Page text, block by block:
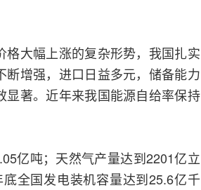
大幅上涨的复杂形势，我国扎实
增强，进口日益多元，储备能力
著。近年来我国能源自给率保持
亿吨；天然气产量达到2201亿立
全国发电装机容量达到25.6亿千